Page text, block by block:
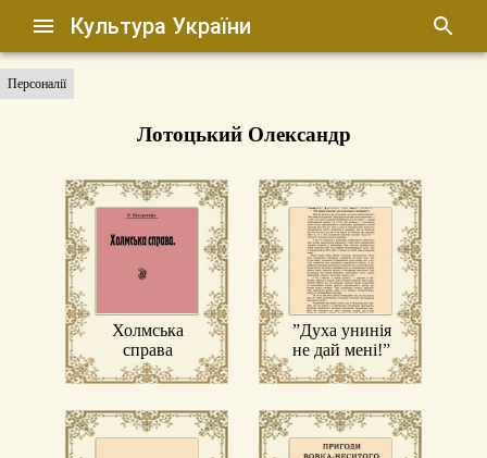
Культура України
Персоналії
Лотоцький Олександр
Холмська
справа
”Духа унинія
не дай мені!”